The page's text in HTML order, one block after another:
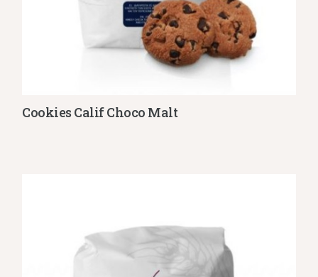
Λεπτομέρειες
Cookies Calif Choco Malt